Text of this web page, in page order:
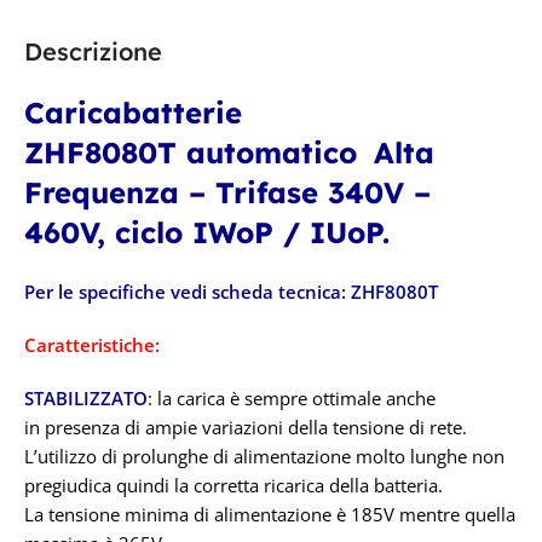
Descrizione
Caricabatterie
ZHF8080T automatico Alta
Frequenza – Trifase 340V –
460V, ciclo IWoP / IUoP.
Per le specifiche vedi scheda tecnica: ZHF8080T
Caratteristiche:
STABILIZZATO: la carica è sempre ottimale anche
in presenza di ampie variazioni della tensione di rete.
L’utilizzo di prolunghe di alimentazione molto lunghe non
pregiudica quindi la corretta ricarica della batteria.
La tensione minima di alimentazione è 185V mentre quella